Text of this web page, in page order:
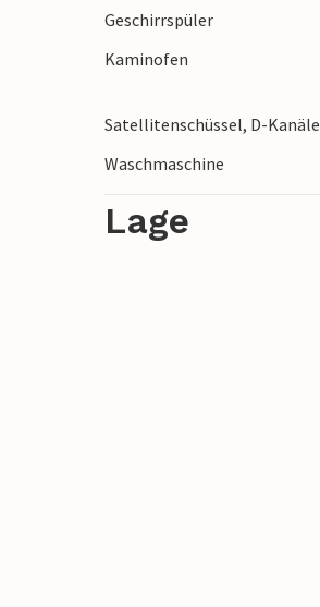
Geschirrspüler
Kaminofen
Satellitenschüssel, D-Kanäle
Waschmaschine
Lage